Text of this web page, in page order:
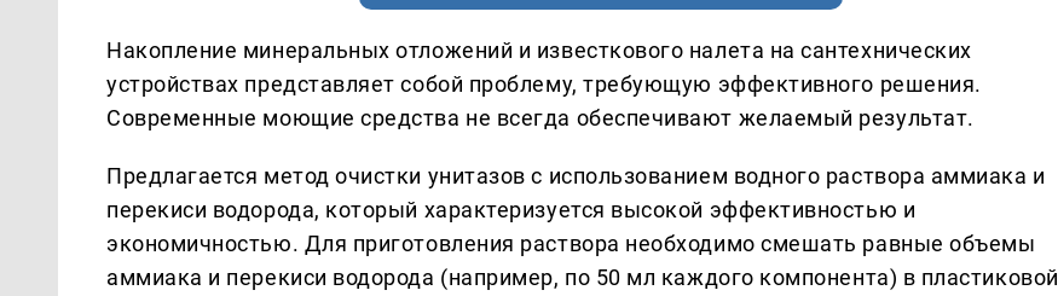
Накопление минеральных отложений и известкового налета на сантехнических
устройствах представляет собой проблему, требующую эффективного решения.
Современные моющие средства не всегда обеспечивают желаемый результат.
Предлагается метод очистки унитазов с использованием водного раствора аммиака и
перекиси водорода, который характеризуется высокой эффективностью и
экономичностью. Для приготовления раствора необходимо смешать равные объемы
аммиака и перекиси водорода (например, по 50 мл каждого компонента) в пластиковой